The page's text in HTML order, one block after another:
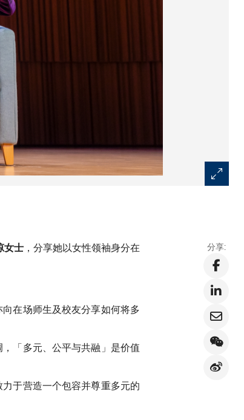
分享:
女士，分享她以女性领袖身分在
在场师生及校友分享如何将多
「多元、公平与共融」是价值
于营造一个包容并尊重多元的